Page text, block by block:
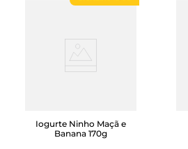
Iogurte Ninho Maçã e
Banana 170g